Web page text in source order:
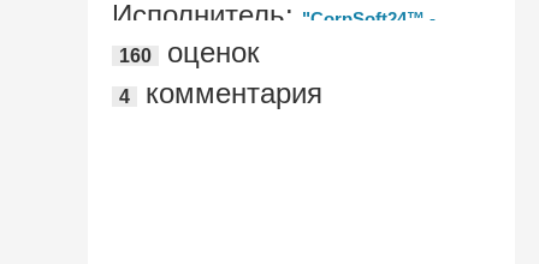
Исполнитель: "CorpSoft24™ -
корпоративные ИТ сервисы",
"Управление информацией"
160 оценок
4 комментария